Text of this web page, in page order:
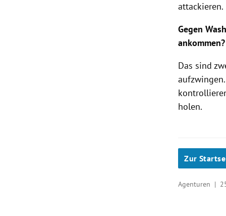
attackieren.
Gegen
ankommen?
Das sind
holen.
Zur
Agenturen |